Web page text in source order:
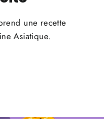
une recette
Asiatique.